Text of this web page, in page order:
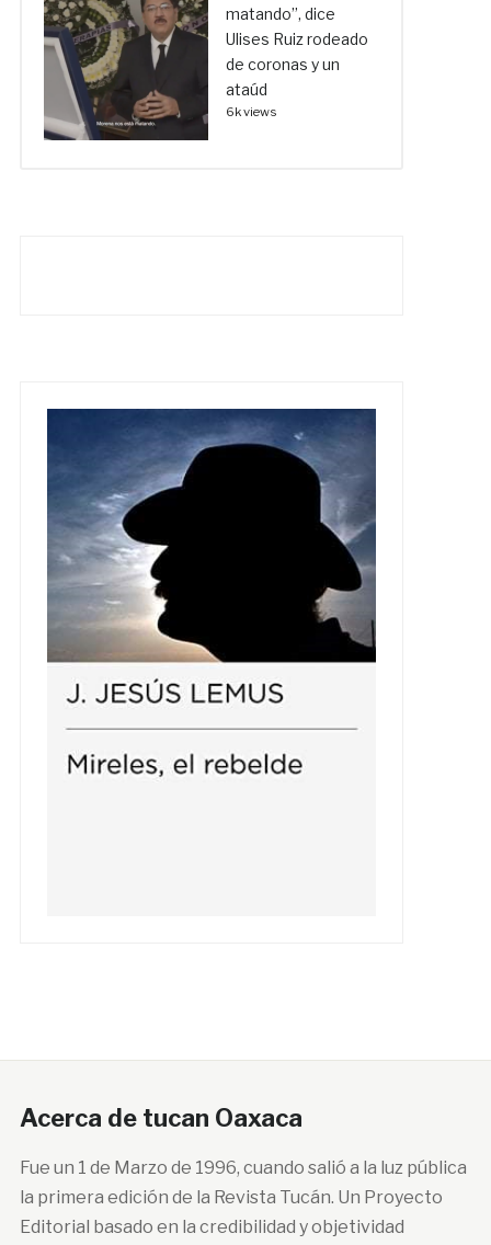
matando”, dice
Ulises Ruiz rodeado
de coronas y un
ataúd
6k views
Acerca de tucan Oaxaca
Fue un 1 de Marzo de 1996, cuando salió a la luz pública
la primera edición de la Revista Tucán. Un Proyecto
Editorial basado en la credibilidad y objetividad